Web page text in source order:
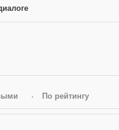
По рейтингу